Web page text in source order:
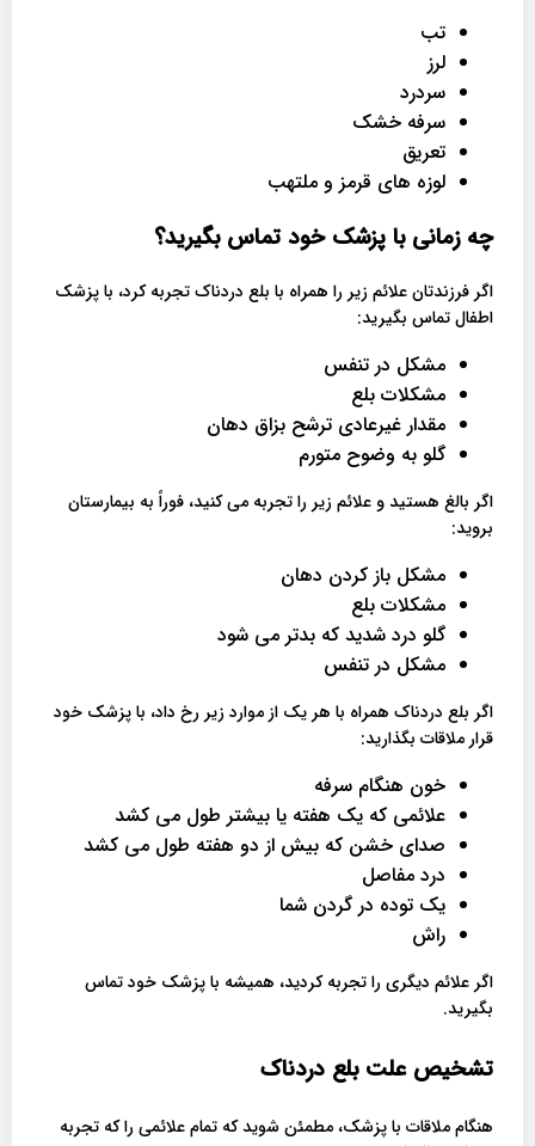
تب
لرز
سردرد
سرفه خشک
تعریق
لوزه های قرمز و ملتهب
چه زمانی با پزشک خود تماس بگیرید؟
اگر فرزندتان علائم زیر را همراه با بلع دردناک تجربه کرد، با پزشک
اطفال تماس بگیرید:
مشکل در تنفس
مشکلات بلع
مقدار غیرعادی ترشح بزاق دهان
گلو به وضوح متورم
اگر بالغ هستید و علائم زیر را تجربه می کنید، فوراً به بیمارستان
بروید:
مشکل باز کردن دهان
مشکلات بلع
گلو درد شدید که بدتر می شود
مشکل در تنفس
اگر بلع دردناک همراه با هر یک از موارد زیر رخ داد، با پزشک خود
قرار ملاقات بگذارید:
خون هنگام سرفه
علائمی که یک هفته یا بیشتر طول می کشد
صدای خشن که بیش از دو هفته طول می کشد
درد مفاصل
یک توده در گردن شما
راش
اگر علائم دیگری را تجربه کردید، همیشه با پزشک خود تماس
بگیرید.
تشخیص علت بلع دردناک
هنگام ملاقات با پزشک، مطمئن شوید که تمام علائمی را که تجربه